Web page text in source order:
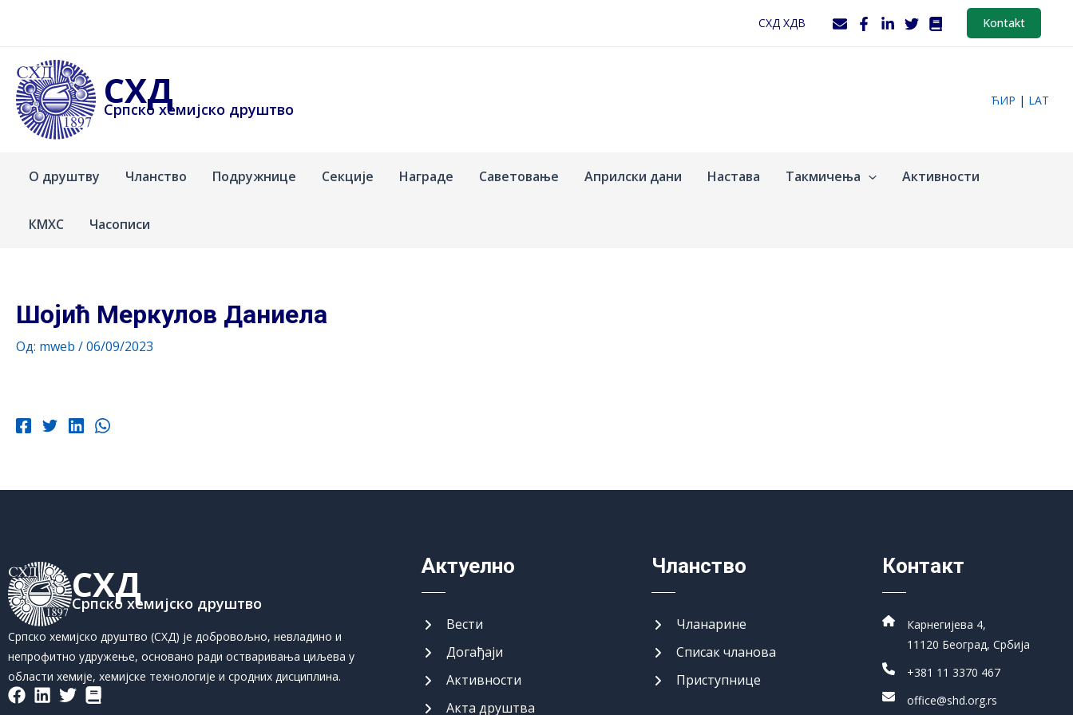
СХД ХДВ Kontakt
СХД
Српско хемијско друштво ЋИР | LAT
О друштву Чланство Подружнице Секције Награде Саветовање Априлски дани Настава Такмичења Активности
КМХС Часописи
Шојић Меркулов Даниела
Од: mweb /06/09/2023
СХД
Српско хемијско друштво
Српско хемијско друштво (СХД) је добровољно, невладино и
непрофитно удружење, основано ради остваривања циљева у
области хемије, хемијске технологије и сродних дисциплина.
Актуелно
Вести
Догађаји
Активности
Акта друштва
Чланство
Чланарине
Списак чланова
Приступнице
Контакт
Карнегијева 4,
11120 Београд, Србија
+381 11 3370 467
office@shd.org.rs